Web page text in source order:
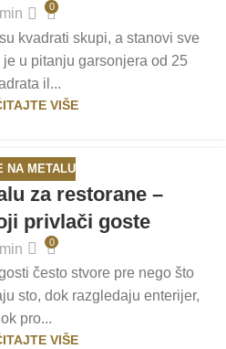
0
kvadrati skupi, a stanovi sve
u pitanju garsonjera od 25
il...
VIŠE
NA METALU
za restorane –
privlači goste
0
često stvore pre nego što
sto, dok razgledaju enterijer,
pro...
VIŠE